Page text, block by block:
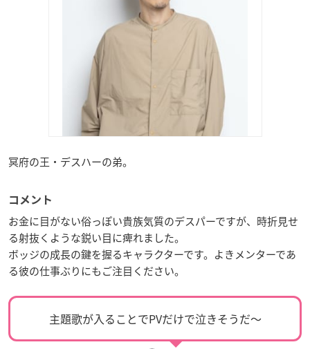
冥府の王・デスハーの弟。
コメント
お金に目がない俗っぽい貴族気質のデスパーですが、時折見せ
る射抜くような鋭い目に痺れました。
ボッジの成長の鍵を握るキャラクターです。よきメンターであ
る彼の仕事ぶりにもご注目ください。
主題歌が入ることでPVだけで泣きそうだ〜